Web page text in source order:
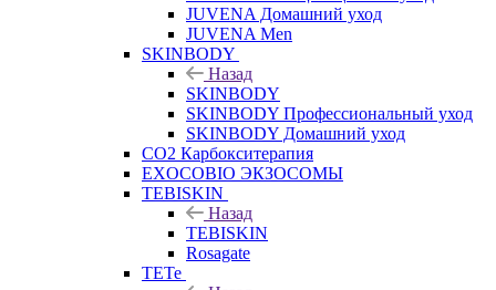
JUVENA Домашний уход
JUVENA Men
SKINBODY
Назад
SKINBODY
SKINBODY Профессиональный уход
SKINBODY Домашний уход
CO2 Карбокситерапия
EXOCOBIO ЭКЗОСОМЫ
TEBISKIN
Назад
TEBISKIN
Rosagate
TETe